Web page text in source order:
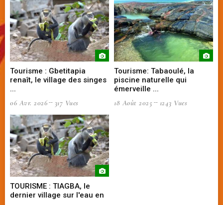
Tourisme : Gbetitapia
renaît, le village des singes
...
06 Avr. 2026
317 Vues
Tourisme: Tabaoulé, la
piscine naturelle qui
émerveille ...
18 Août 2025
1243 Vues
TOURISME : TIAGBA, le
dernier village sur l'eau en